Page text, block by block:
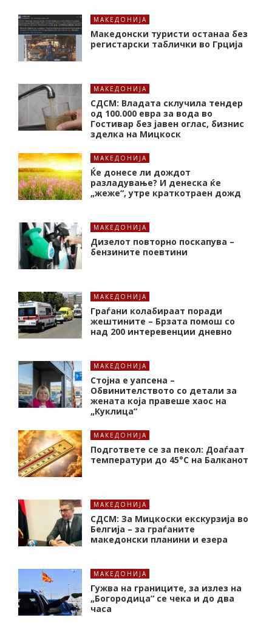
МАКЕДОНИЈА
Македонски туристи останаа без
регистарски таблички во Грција
МАКЕДОНИЈА
СДСМ: Владата склучила тендер
од 100.000 евра за вода во
Гостивар без јавен оглас, бизнис
зделка на Мицкоск
МАКЕДОНИЈА
Ќе донесе ли дождот
разладување? И денеска ќе
„жеже“, утре краткотраен дожд
МАКЕДОНИЈА
Дизелот повторно поскапува –
бензините поевтини
МАКЕДОНИЈА
Граѓани колабираат поради
жештините – Брзата помош со
над 200 интеревенции дневно
МАКЕДОНИЈА
Стојна е уапсена –
Обвинителството со детали за
жената која правеше хаос на
„Куклица“
МАКЕДОНИЈА
Подгответе се за пекол: Доаѓаат
температури до 45°C на Балканот
МАКЕДОНИЈА
СДСМ: За Мицкоски екскурзија во
Белгија – за граѓаните
македонски планини и езера
МАКЕДОНИЈА
Гужва на границите, за излез на
„Богородица“ се чека и до два
часа